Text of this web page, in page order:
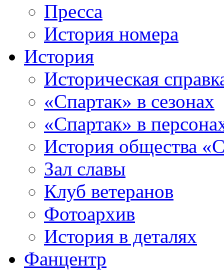
Пресса
История номера
История
Историческая
«Спартак» в сезонах
«Спартак» в
История общества
Зал славы
Клуб ветеранов
Фотоархив
История в деталях
Фанцентр